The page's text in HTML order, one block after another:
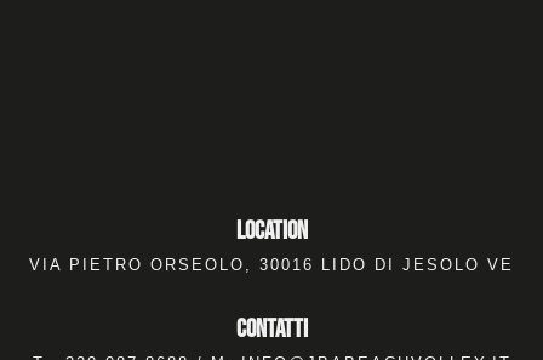
location
VIA PIETRO ORSEOLO, 30016 LIDO DI JESOLO VE
Contatti